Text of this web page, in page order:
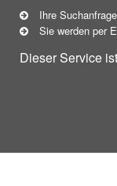
Ihre
Sie werden per
Dieser Service